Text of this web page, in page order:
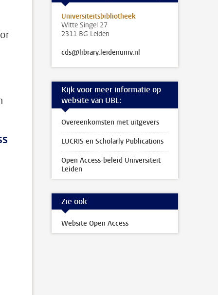
Universiteitsbibliotheek
Witte Singel 27
2311 BG Leiden
cds@library.leidenuniv.nl
Kijk voor meer informatie op
website van UBL:
Overeenkomsten met uitgevers
LUCRIS en Scholarly Publications
Open Access-beleid Universiteit
Leiden
Zie ook
Website Open Access